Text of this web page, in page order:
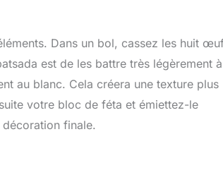
Dans un bol, cassez les huit
est de les battre très légèrement
au blanc. Cela créera une texture plus
votre bloc de féta et émiettez-le
finale.